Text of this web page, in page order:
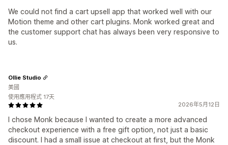
We could not find a cart upsell app that worked well with our
Motion theme and other cart plugins. Monk worked great and
the customer support chat has always been very responsive to
us.
2026年5月12日
I chose Monk because I wanted to create a more advanced
checkout experience with a free gift option, not just a basic
discount. I had a small issue at checkout at first, but the Monk
Ollie Studio
美國
使用應用程式 17天